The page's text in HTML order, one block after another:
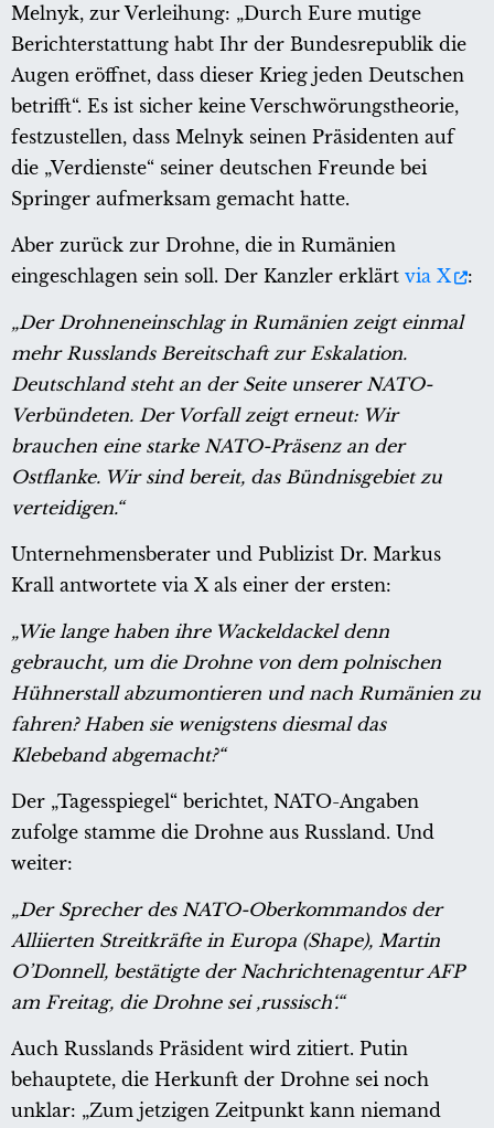
Melnyk, zur Verleihung: „Durch Eure mutige
Berichterstattung habt Ihr der Bundesrepublik die
Augen eröffnet, dass dieser Krieg jeden Deutschen
betrifft“. Es ist sicher keine Verschwörungstheorie,
festzustellen, dass Melnyk seinen Präsidenten auf
die „Verdienste“ seiner deutschen Freunde bei
Springer aufmerksam gemacht hatte.
Aber zurück zur Drohne, die in Rumänien
eingeschlagen sein soll. Der Kanzler erklärt via X :
„Der Drohneneinschlag in Rumänien zeigt einmal
mehr Russlands Bereitschaft zur Eskalation.
Deutschland steht an der Seite unserer NATO-
Verbündeten. Der Vorfall zeigt erneut: Wir
brauchen eine starke NATO-Präsenz an der
Ostflanke. Wir sind bereit, das Bündnisgebiet zu
verteidigen.“
Unternehmensberater und Publizist Dr. Markus
Krall antwortete via X als einer der ersten:
„Wie lange haben ihre Wackeldackel denn
gebraucht, um die Drohne von dem polnischen
Hühnerstall abzumontieren und nach Rumänien zu
fahren? Haben sie wenigstens diesmal das
Klebeband abgemacht?“
Der „Tagesspiegel“ berichtet, NATO-Angaben
zufolge stamme die Drohne aus Russland. Und
weiter:
„Der Sprecher des NATO-Oberkommandos der
Alliierten Streitkräfte in Europa (Shape), Martin
O’Donnell, bestätigte der Nachrichtenagentur AFP
am Freitag, die Drohne sei ‚russisch‘.“
Auch Russlands Präsident wird zitiert. Putin
behauptete, die Herkunft der Drohne sei noch
unklar: „Zum jetzigen Zeitpunkt kann niemand